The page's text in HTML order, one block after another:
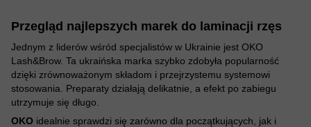
Przegląd najlepszych marek do laminacji rzęs
Jednym z liderów wśród specjalistów w Ukrainie jest OKO
Lash&Brow. Ta ukraińska marka szybko zdobyła popularność
dzięki zrównoważonym składom i przejrzystemu systemowi
stosowania. Preparaty działają delikatnie, a efekt po zabiegu
utrzymuje się długo.
OKO idealnie sprawdzi się zarówno dla początkujących, jak i